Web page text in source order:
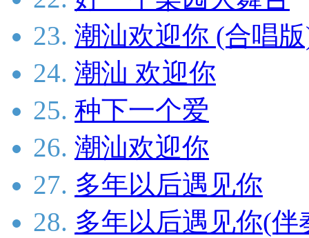
23. 潮汕欢迎你 (合唱
24. 潮汕 欢迎你
25. 种下一个爱
26. 潮汕欢迎你
27. 多年以后遇见你
28. 多年以后遇见你(伴